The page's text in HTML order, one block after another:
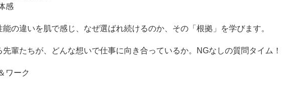
感
の違いを肌で感じ、なぜ選ばれ続けるのか、その「根拠」を学びます。
輩たちが、どんな想いで仕事に向き合っているか。NGなしの質問タイム！
ワーク